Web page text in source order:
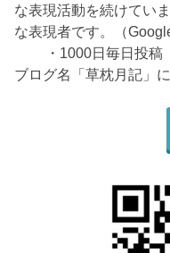
な表現活動を続けてい
な表現者です。（
・1000日毎日投
ブログ名「草枕月記」